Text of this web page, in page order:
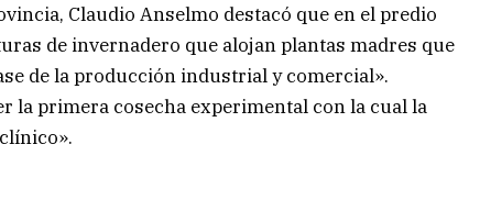
Claudio Anselmo destacó que en el predio
de invernadero que alojan plantas madres que
de la producción industrial y comercial».
la primera cosecha experimental con la cual la